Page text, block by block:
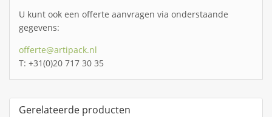
U kunt ook een offerte aanvragen via onderstaande
gegevens:
offerte@artipack.nl
T: +31(0)20 717 30 35
Gerelateerde producten